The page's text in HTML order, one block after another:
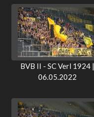
BVB II - SC Verl 1924 |
06.05.2022